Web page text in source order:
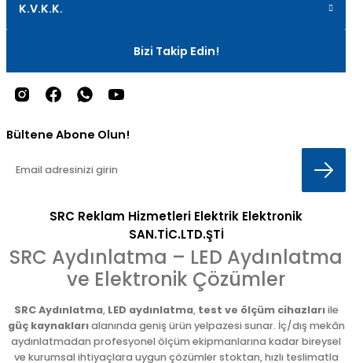
K.V.K.K.
Bizi Takip Edin!
Bültene Abone Olun!
SRC Reklam Hizmetleri Elektrik Elektronik
SAN.TİC.LTD.ŞTİ
SRC Aydınlatma – LED Aydınlatma
ve Elektronik Çözümler
SRC Aydınlatma, LED aydınlatma, test ve ölçüm cihazlarıile
güç kaynaklarıalanında geniş ürün yelpazesi sunar. İç/dış mekân
aydınlatmadan profesyonel ölçüm ekipmanlarına kadar bireysel
ve kurumsal ihtiyaçlara uygun çözümler stoktan, hızlı teslimatla